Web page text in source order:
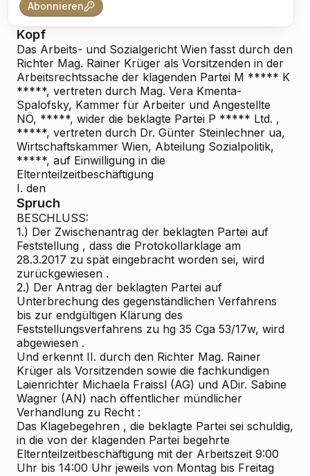
Abonnieren
Kopf
Das Arbeits- und Sozialgericht Wien fasst durch den
Richter Mag. Rainer Krüger als Vorsitzenden in der
Arbeitsrechtssache der klagenden Partei M ***** K
*****, vertreten durch Mag. Vera Kmenta-
Spalofsky, Kammer für Arbeiter und Angestellte
NÖ, *****, wider die beklagte Partei P ***** Ltd. ,
*****, vertreten durch Dr. Günter Steinlechner ua,
Wirtschaftskammer Wien, Abteilung Sozialpolitik,
*****, auf Einwilligung in die
Elternteilzeitbeschäftigung
I. den
Spruch
BESCHLUSS:
1.) Der Zwischenantrag der beklagten Partei auf
Feststellung , dass die Protokollarklage am
28.3.2017 zu spät eingebracht worden sei, wird
zurückgewiesen .
2.) Der Antrag der beklagten Partei auf
Unterbrechung des gegenständlichen Verfahrens
bis zur endgültigen Klärung des
Feststellungsverfahrens zu hg 35 Cga 53/17w, wird
abgewiesen .
Und erkennt II. durch den Richter Mag. Rainer
Krüger als Vorsitzenden sowie die fachkundigen
Laienrichter Michaela Fraissl (AG) und ADir. Sabine
Wagner (AN) nach öffentlicher mündlicher
Verhandlung zu Recht :
Das Klagebegehren , die beklagte Partei sei schuldig,
in die von der klagenden Partei begehrte
Elternteilzeitbeschäftigung mit der Arbeitszeit 9:00
Uhr bis 14:00 Uhr jeweils von Montag bis Freitag